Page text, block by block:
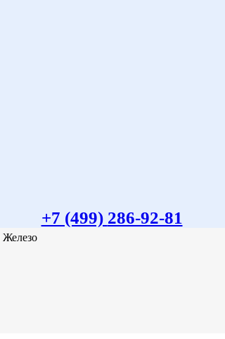
+7 (499) 286-92-81
Железо